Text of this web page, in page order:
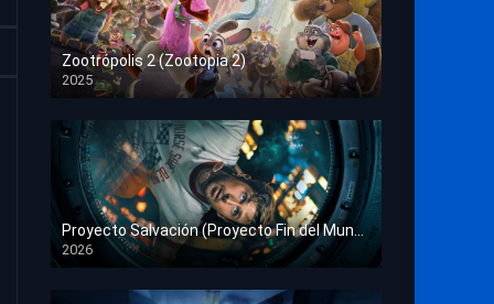
Zootrópolis 2 (Zootopia 2)
2025
HD 1080p
Proyecto Salvación (Proyecto Fin del Mundo)
2026
HD 1080p